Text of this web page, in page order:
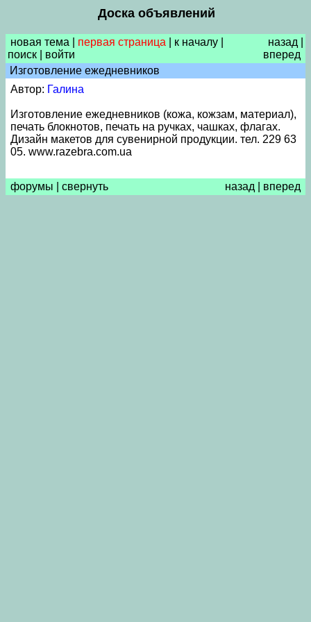
Доска объявлений
новая тема первая страница к началу
поиск
войти
назад
вперед
Изготовление ежедневников
Автор: Галина
Изготовление ежедневников (кожа, кожзам, материал),
печать блокнотов, печать на ручках, чашках, флагах.
Дизайн макетов для сувенирной продукции. тел. 229 63
05. www.razebra.com.ua
форумы свернуть назад вперед